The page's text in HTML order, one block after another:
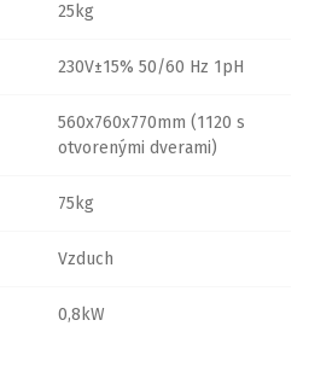
25kg
230V±15% 50/60 Hz 1pH
560x760x770mm (1120 s
otvorenými dverami)
75kg
Vzduch
0,8kW